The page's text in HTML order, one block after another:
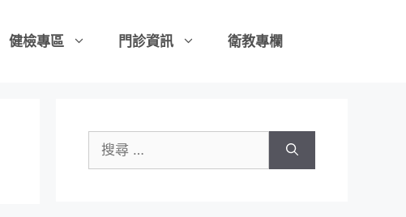
健檢專區 門診資訊 衛教專欄